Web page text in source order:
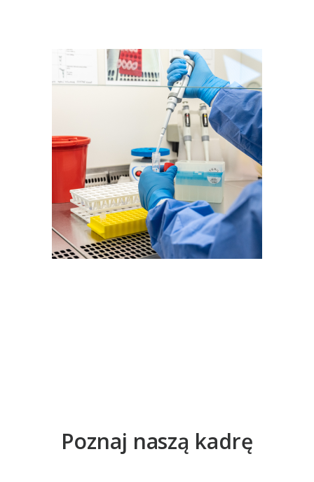
Poznaj naszą kadrę